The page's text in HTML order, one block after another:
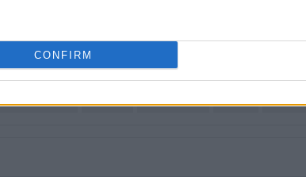
CONFIRM
ΕΠΣΚ ΚΕΡΚΥΡΑ ΕΠΟ